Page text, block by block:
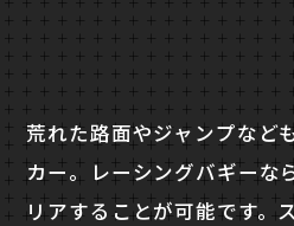
荒れた路面やジャンプなど
カー。レーシングバギーな
リアすることが可能です。